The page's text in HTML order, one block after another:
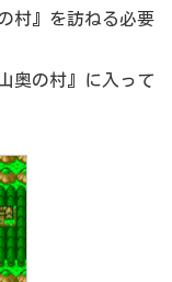
村』を訪ねる必要
奥の村』に入って